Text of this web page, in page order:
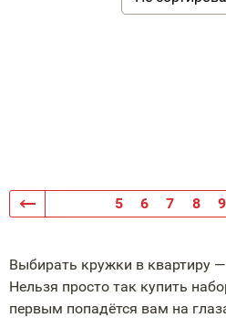
5 6 7 8 9
Выбирать кружки в квартиру
Нельзя просто так купить
первым попадётся вам на